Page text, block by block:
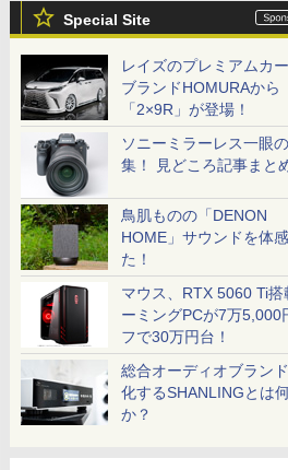
Special Site
レイズのプレミアムカ
ブランドHOMURAから
「2×9R」が登場！
ソニーミラーレス一眼
集！ 見どころ記事まと
鳥肌ものの「DENON
HOME」サウンドを体
た！
マウス、RTX 5060 Ti搭
ーミングPCが7万5,000
フで30万円台！
総合オーディオブラン
化するSHANLINGとは
か？